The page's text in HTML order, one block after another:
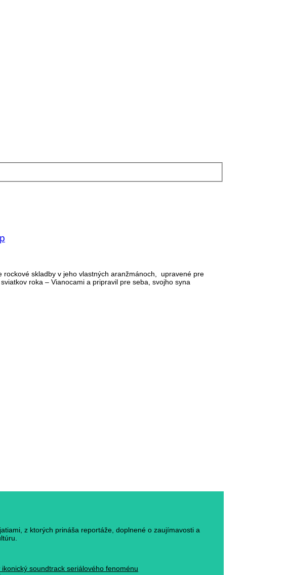
skladby v jeho vlastných aranžmánoch, upravené pre
roka – Vianocami a pripravil pre seba, svojho syna
z ktorých prináša reportáže, doplnené o zaujímavosti a
soundtrack seriálového fenoménu